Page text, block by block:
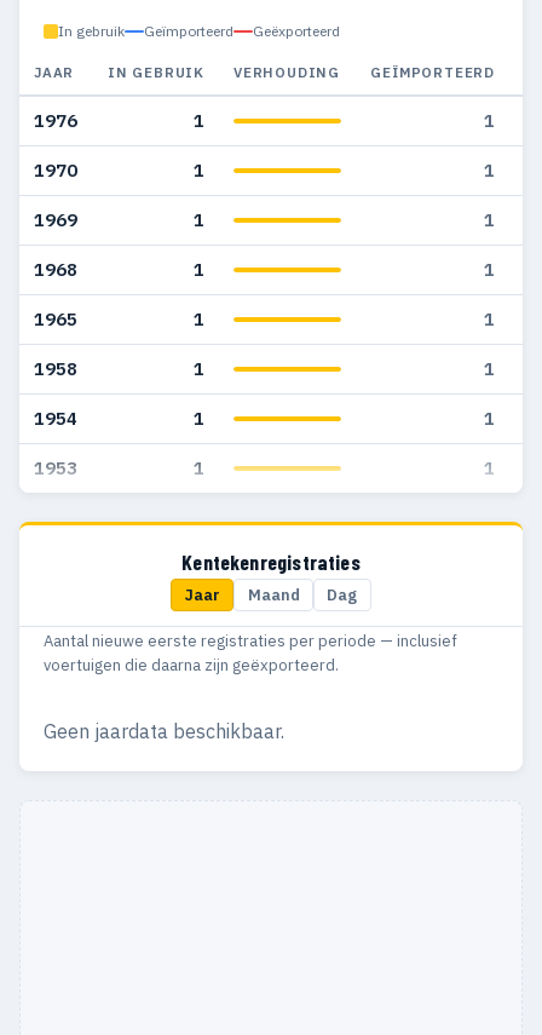
In gebruik Geïmporteerd Geëxporteerd
JAAR IN GEBRUIK VERHOUDING GEÏMPORTEERD
1976 1 1
1970 1 1
1969 1 1
1968 1 1
1965 1 1
1958 1 1
1954 1 1
1953 1 1
Kentekenregistraties
Jaar Maand Dag
Aantal nieuwe eerste registraties per periode — inclusief
voertuigen die daarna zijn geëxporteerd.
Geen jaardata beschikbaar.